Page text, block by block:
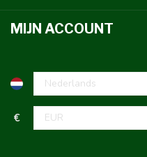
MIJN ACCOUNT
€